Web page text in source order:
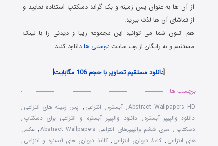
از آن ها به عنوان پس زمینه و بک گراند دسکتاپ استفاده نمایید و
از تماشای آن ها لذت ببرید.
هم اکنون شما می توانید این مجموعه زیبا و دیدنی را با لینک
مستقیم و به رایگان از وب سایتدوستی هادانلود کنید.
[دانلود مستقیم تصاویر با حجم 106 مگابایت ]
برچسب ها
Abstract Wallpapers HD
, آبستره , انتزاعی , پس زمینه های انتزاعی ,
دانلود والپیپر آبستره , دانلود والپیپر آبستره و انتزاعی برای دسکتاپ ,
دسکتاپ , سری ششم والپیپرهای انتزاعی Abstract Wallpapers , عکس
های انتزاعی , کاعذ دیواری انتزاعی , کاغذ دیواری های آبستره و انتزاعی ,